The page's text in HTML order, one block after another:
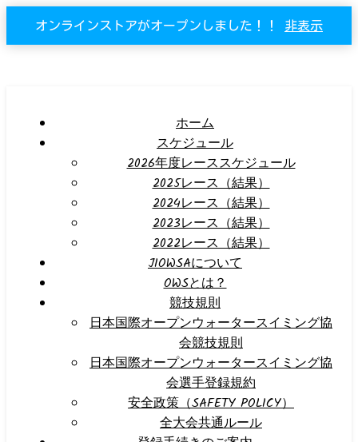
オンラインストアがオープンしました！！ 非表示
ホーム
スケジュール
2026年度レーススケジュール
2025レース（結果）
2024レース（結果）
2023レース（結果）
2022レース（結果）
JIOWSAについて
OWSとは？
競技規則
日本国際オープンウォータースイミング協
会競技規則
日本国際オープンウォータースイミング協
会選手登録規約
安全政策（SAFETY POLICY）
全大会共通ルール